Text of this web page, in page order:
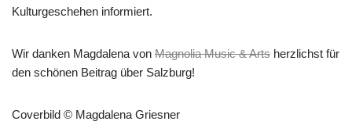
Kulturgeschehen informiert.
Wir danken Magdalena von Magnolia Music & Arts herzlichst für
den schönen Beitrag über Salzburg!
Coverbild © Magdalena Griesner